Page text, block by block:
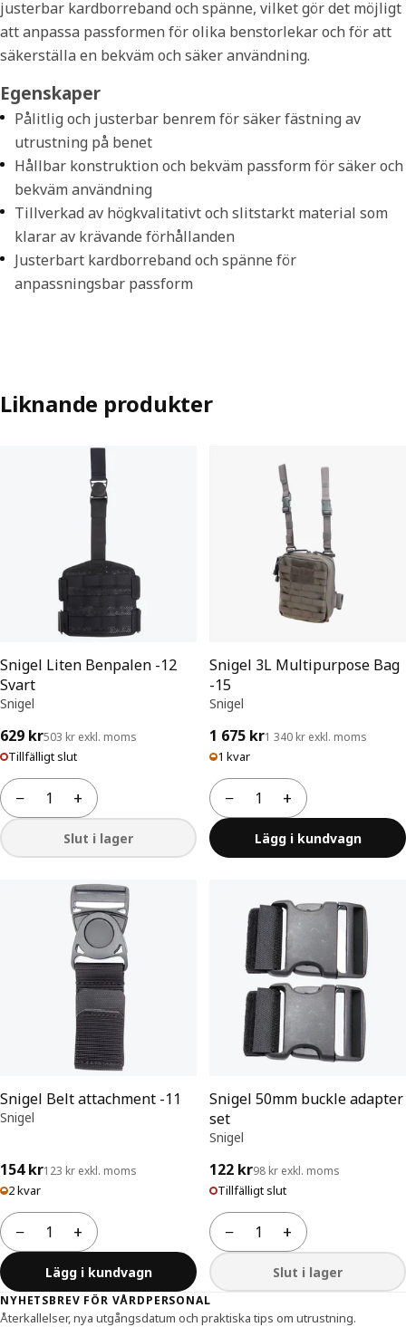
justerbar kardborreband och spänne, vilket gör det möjligt
att anpassa passformen för olika benstorlekar och för att
säkerställa en bekväm och säker användning.
Egenskaper
Pålitlig och justerbar benrem för säker fästning av
utrustning på benet
Hållbar konstruktion och bekväm passform för säker och
bekväm användning
Tillverkad av högkvalitativt och slitstarkt material som
klarar av krävande förhållanden
Justerbart kardborreband och spänne för
anpassningsbar passform
Liknande produkter
Snigel Liten Benpalen -12
Svart
Snigel
629 kr503 kr exkl. moms
Tillfälligt slut
−
Antal +
Slut i lager
Snigel 3L Multipurpose Bag
-15
Snigel
1 675 kr1 340 kr exkl. moms
1 kvar
−
Antal +
Lägg i kundvagn
Snigel Belt attachment -11
Snigel
154 kr123 kr exkl. moms
2 kvar
−
Antal +
Lägg i kundvagn
Snigel 50mm buckle adapter
set
Snigel
122 kr98 kr exkl. moms
Tillfälligt slut
−
Antal +
Slut i lager
Sidfot
NYHETSBREV FÖR VÅRDPERSONAL
Återkallelser, nya utgångsdatum och praktiska tips om utrustning.